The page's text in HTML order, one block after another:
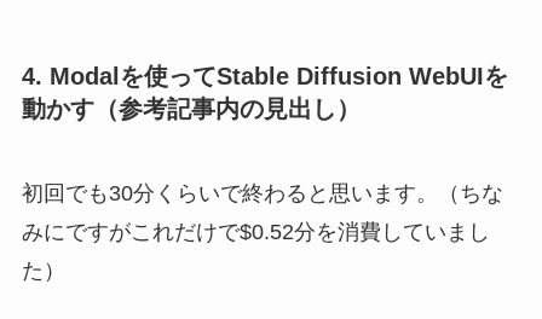
4. Modalを使ってStable Diffusion WebUIを
動かす（参考記事内の見出し）
初回でも30分くらいで終わると思います。（ちな
みにですがこれだけで$0.52分を消費していまし
た）